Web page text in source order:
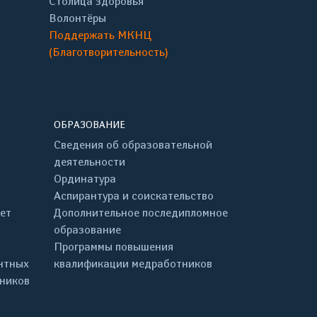
Волонтёры
Поддержать МКНЦ
(Благотворительность)
ОБРАЗОВАНИЕ
Сведения об образовательной
деятельности
Ординатура
Аспирантура и соискательство
Дополнительное последипломное
образование
Программы повышения
квалификации медработников